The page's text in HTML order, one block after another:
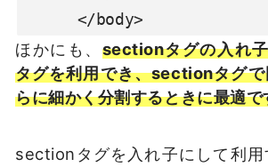
      </body>
ほかにも、 sectionタグの入れ
タグを利用でき、sectionタグで
らに細かく分割するときに最適で
sectionタグを入れ子にして利用